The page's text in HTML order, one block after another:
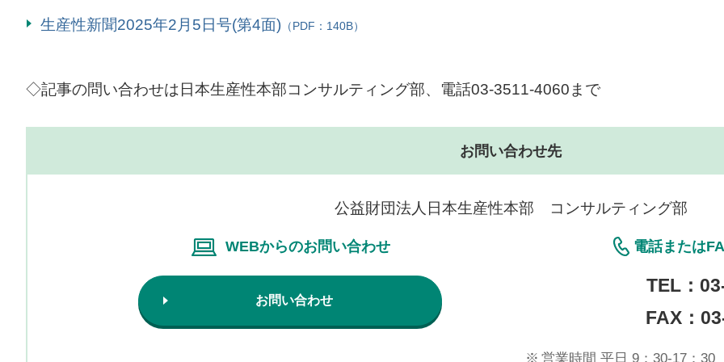
生産性新聞2025年2月5日号(第4面) （PDF：140B）
◇記事の問い合わせは日本生産性本部コンサルティング部、電話03-3511-4060まで
お問い合わせ先
公益財団法人日本生産性本部 コンサルティング部
WEBからのお問い合わせ
お問い合わせ
電話または
TEL：
FAX：
※ 営業時間 平日 9：30-17：30